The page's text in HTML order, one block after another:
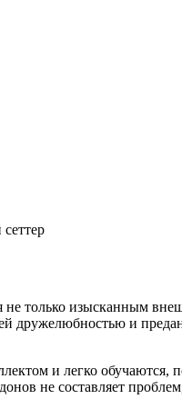
не только изысканным
дружелюбностью и
и легко обучаются,
не составляет